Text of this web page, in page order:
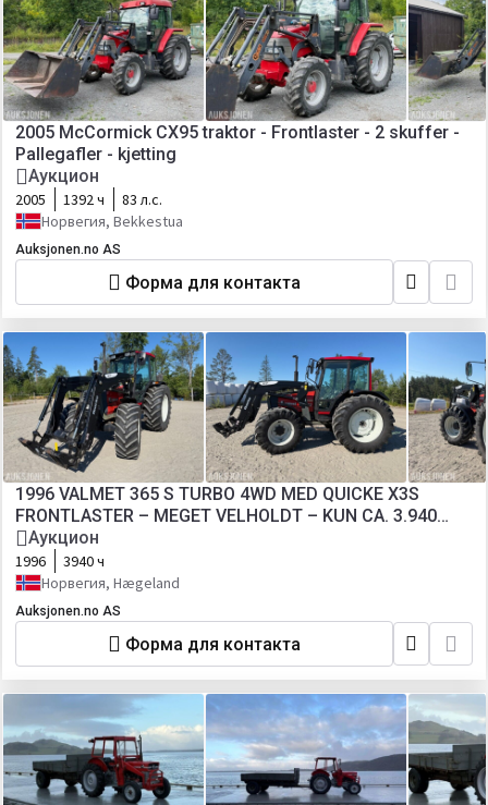
2005 McCormick CX95 traktor - Frontlaster - 2 skuffer -
Pallegafler - kjetting
Аукцион
2005 1392 ч
83 л.с.
Норвегия, Bekkestua
Auksjonen.no AS
Форма для контакта
1996 VALMET 365 S TURBO 4WD MED QUICKE X3S
FRONTLASTER – MEGET VELHOLDT – KUN CA. 3.940
TIMER
Аукцион
1996
3940 ч
Норвегия, Hægeland
Auksjonen.no AS
Форма для контакта